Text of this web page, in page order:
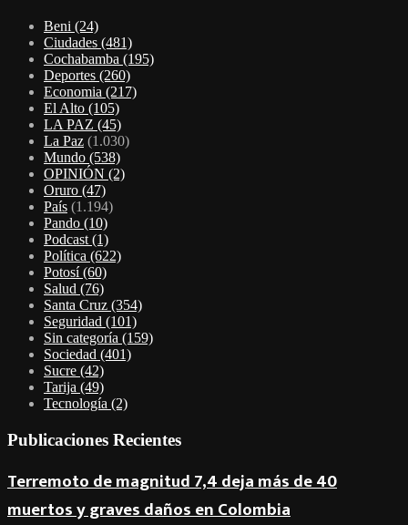
Beni (24)
Ciudades (481)
Cochabamba (195)
Deportes (260)
Economia (217)
El Alto (105)
LA PAZ (45)
La Paz (1.030)
Mundo (538)
OPINIÓN (2)
Oruro (47)
País (1.194)
Pando (10)
Podcast (1)
Política (622)
Potosí(60)
Salud (76)
Santa Cruz (354)
Seguridad (101)
Sin categoría (159)
Sociedad (401)
Sucre (42)
Tarija (49)
Tecnología (2)
Publicaciones Recientes
Terremoto de magnitud 7,4 deja más de 40
muertos y graves daños en Colombia